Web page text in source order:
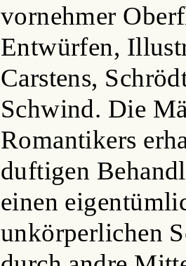
vornehmer
Entwürfen,
Carstens,
Schwind. Die
Romantikers
duftigen
einen
unkörperlichen